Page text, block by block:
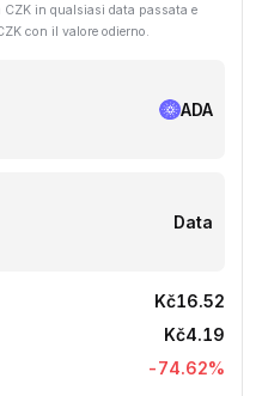
in qualsiasi data passata e
con il valore odierno.
ADA
Data
Kč16.52
Kč4.19
-74.62%